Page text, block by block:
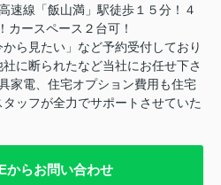
速線「飯山満」駅徒歩１５分！４
カースペース２台可！
ら見たい」など予約受付しており
に断られたなど当社にお任せ下さ
家電、住宅オプション費用も住宅
ッフが全力でサポートさせていた
からお問い合わせ